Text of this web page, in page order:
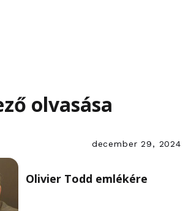
olvasása
december 29, 2024
Olivier Todd emlékére